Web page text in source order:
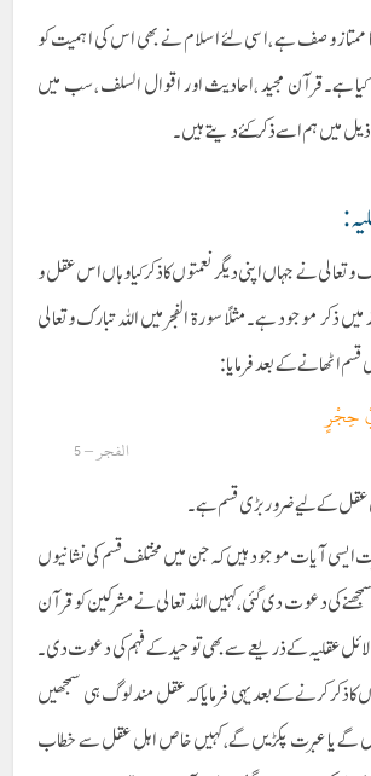
ممتاز وصف ہے ،اسی لئے اسلام نے بھی اس کی اہمیت کو
کیا ہے۔قرآن مجید ،احادیث اور اقوال السلف ،سب میں
میں ہم اسے ذکر کئے دیتے ہیں۔
:
و تعالی نے جہاں اپنی دیگر نعمتوں کا ذکر کیا وہاں اس عقل و
میں ذکر موجود ہے۔مثلاًسورۃ الفجر میں اللہ تبارک وتعالی
اٹھانے کے بعد فرمایا:
حِجْرٍ
الفجر – 5
عقل کے لیے ضرور بڑی قسم ہے۔
ایسی آیات موجودہیں کہ جن میں مختلف قسم کی نشانیوں
کی دعوت دی گئی ،کہیں اللہ تعالی نے مشرکین کو قرآن
دلائل عقلیہ کے ذریعے سے بھی توحید کے فہم کی دعوت دی۔
کا ذکر کرنے کے بعد یہی فرمایا کہ عقل مند لوگ ہی سمجھیں
گے یا عبرت پکڑیں گے، کہیں خاص اہل عقل سے خطاب